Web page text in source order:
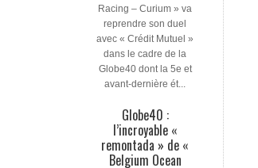
Racing – Curium » va
reprendre son duel
avec « Crédit Mutuel »
dans le cadre de la
Globe40 dont la 5e et
avant-dernière ét...
Globe40 :
l’incroyable «
remontada » de «
Belgium Ocean